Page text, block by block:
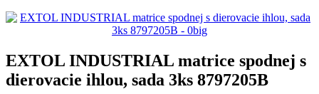
EXTOL INDUSTRIAL matrice spodnej s
dierovacie ihlou, sada 3ks 8797205B